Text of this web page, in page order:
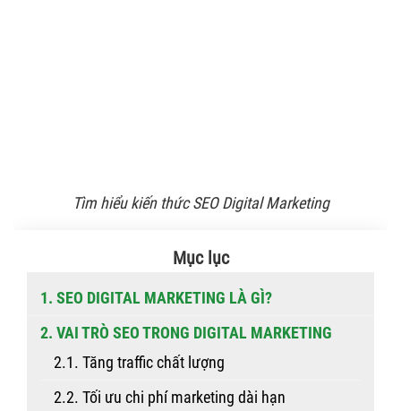
Tìm hiểu kiến thức SEO Digital Marketing
Mục lục
1. SEO DIGITAL MARKETING LÀ GÌ?
2. VAI TRÒ SEO TRONG DIGITAL MARKETING
2.1. Tăng traffic chất lượng
2.2. Tối ưu chi phí marketing dài hạn